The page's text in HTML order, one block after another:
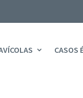
CASOS